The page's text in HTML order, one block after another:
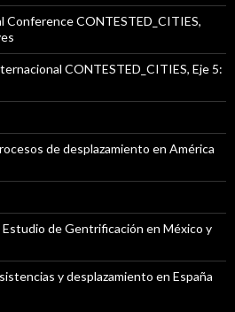
CONTESTED_CITIES,
CONTESTED_CITIES, Eje 5:
de desplazamiento en América
de Gentrificación en México y
y desplazamiento en España